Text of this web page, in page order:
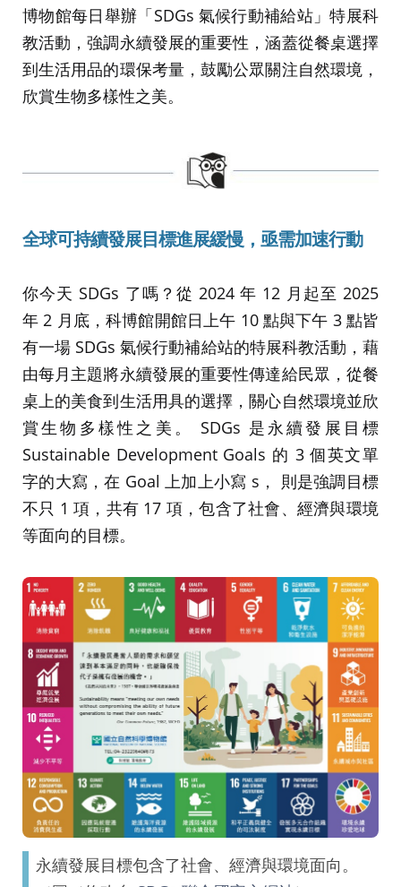
博物館每日舉辦「SDGs 氣候行動補給站」特展科
教活動，強調永續發展的重要性，涵蓋從餐桌選擇
到生活用品的環保考量，鼓勵公眾關注自然環境，
欣賞生物多樣性之美。
全球可持續發展目標進展緩慢，亟需加速行動
你今天 SDGs 了嗎？從 2024 年 12 月起至 2025
年 2 月底，科博館開館日上午 10 點與下午 3 點皆
有一場 SDGs 氣候行動補給站的特展科教活動，藉
由每月主題將永續發展的重要性傳達給民眾，從餐
桌上的美食到生活用具的選擇，關心自然環境並欣
賞生物多樣性之美。 SDGs 是永續發展目標
Sustainable Development Goals 的 3 個英文單
字的大寫，在 Goal 上加上小寫 s， 則是強調目標
不只 1 項，共有 17 項，包含了社會、經濟與環境
等面向的目標。
永續發展目標包含了社會、經濟與環境面向。